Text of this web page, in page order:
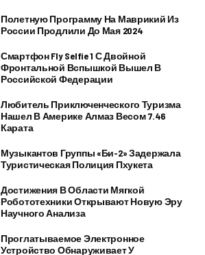
Полетную Программу На Маврикий Из
России Продлили До Мая 2024
Смартфон Fly Selfie 1 С Двойной
Фронтальной Вспышкой Вышел В
Российской Федерации
Любитель Приключенческого Туризма
Нашел В Америке Алмаз Весом 7.46
Карата
Музыкантов Группы «Би-2» Задержала
Туристическая Полиция Пхукета
Достижения В Области Мягкой
Робототехники Открывают Новую Эру
Научного Анализа
Проглатываемое Электронное
Устройство Обнаруживает У